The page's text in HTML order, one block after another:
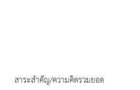
สาระสำคัญ/ความคิดรวมยอด